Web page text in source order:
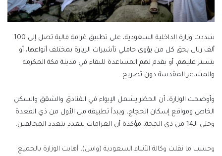
شددت وزارة الداخلية السعودية، على تطبيق غرامة مالية تصل إلى 100
ألف ريال بحق كل من يؤوي حاملي تأشيرات الزيارة بمختلف أنواعها، أو
يتستر عليهم، أو يقدم لهم المساعدة للبقاء في مدينة مكة المكرمة
والمشاعر المقدسة دون تصريح.
وأوضحت الوزارة، أن الحظر يشمل الإيواء في الفنادق والشقق والسكن
الخاص ومواقع إسكان الحجاج، ويبدأ تطبيقه من الأول من ذي القعدة
وحتى الـ14 من ذي الحجة، مؤكدة أن الغرامات تتعدد بتعدد المخالفين.
وحسب ما نقلت وكالة الأنباء السعودية (واس)، أهابت الوزارة بالجميع